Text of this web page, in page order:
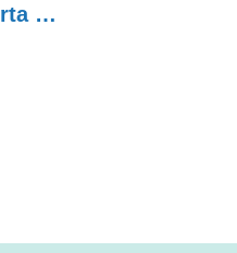
Programa da Família Brasileira com Amor-Exigente – TV Aberta SP